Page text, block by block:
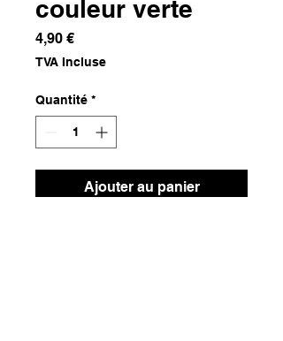
couleur verte
4,90 €Prix
TVA Incluse
Quantité *
Ajouter au panier